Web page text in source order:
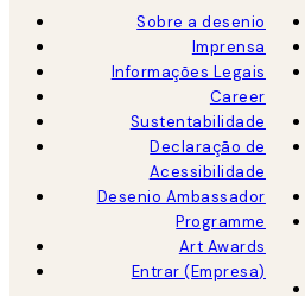
Sobre a desenio
Imprensa
Informações Legais
Career
Sustentabilidade
Declaração de
Acessibilidade
Desenio Ambassador
Programme
Art Awards
Entrar (Empresa)